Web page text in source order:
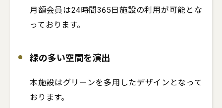
月額会員は24時間365日施設の利用が可能とな
っております。
緑の多い空間を演出
本施設はグリーンを多用したデザインとなって
おります。